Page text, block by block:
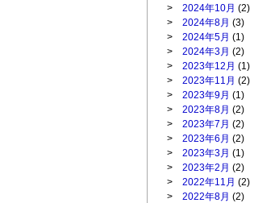
> 2024年10月 (2)
> 2024年8月 (3)
> 2024年5月 (1)
> 2024年3月 (2)
> 2023年12月 (1)
> 2023年11月 (2)
> 2023年9月 (1)
> 2023年8月 (2)
> 2023年7月 (2)
> 2023年6月 (2)
> 2023年3月 (1)
> 2023年2月 (2)
> 2022年11月 (2)
> 2022年8月 (2)